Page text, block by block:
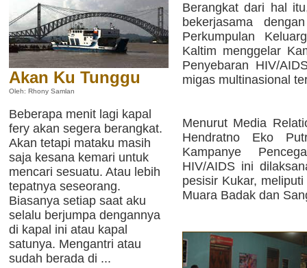
Akan Ku Tunggu
Oleh: Rhony Samlan
Beberapa menit lagi kapal
fery akan segera berangkat.
Akan tetapi mataku masih
saja kesana kemari untuk
mencari sesuatu. Atau lebih
tepatnya seseorang.
Biasanya setiap saat aku
selalu berjumpa dengannya
di kapal ini atau kapal
satunya. Mengantri atau
sudah berada di ...
Berangkat dari hal
bekerjasama
Perkumpulan
Kaltim menggelar
Penyebaran HIV/
migas multinasional
Menurut Media
Hendratno Eko
Kampanye
HIV/AIDS ini
pesisir Kukar,
Muara Badak dan